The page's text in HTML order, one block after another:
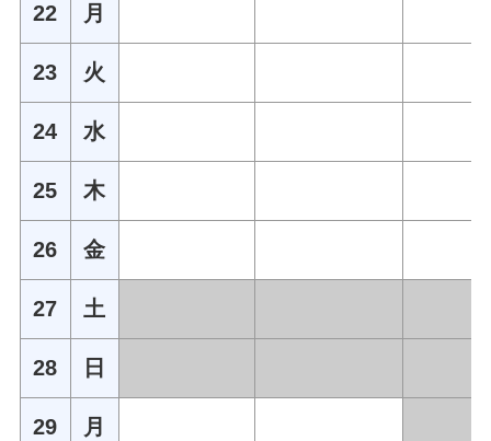
22 月
23 火
24 水
25 木
26 金
27 土
28 日
29 月